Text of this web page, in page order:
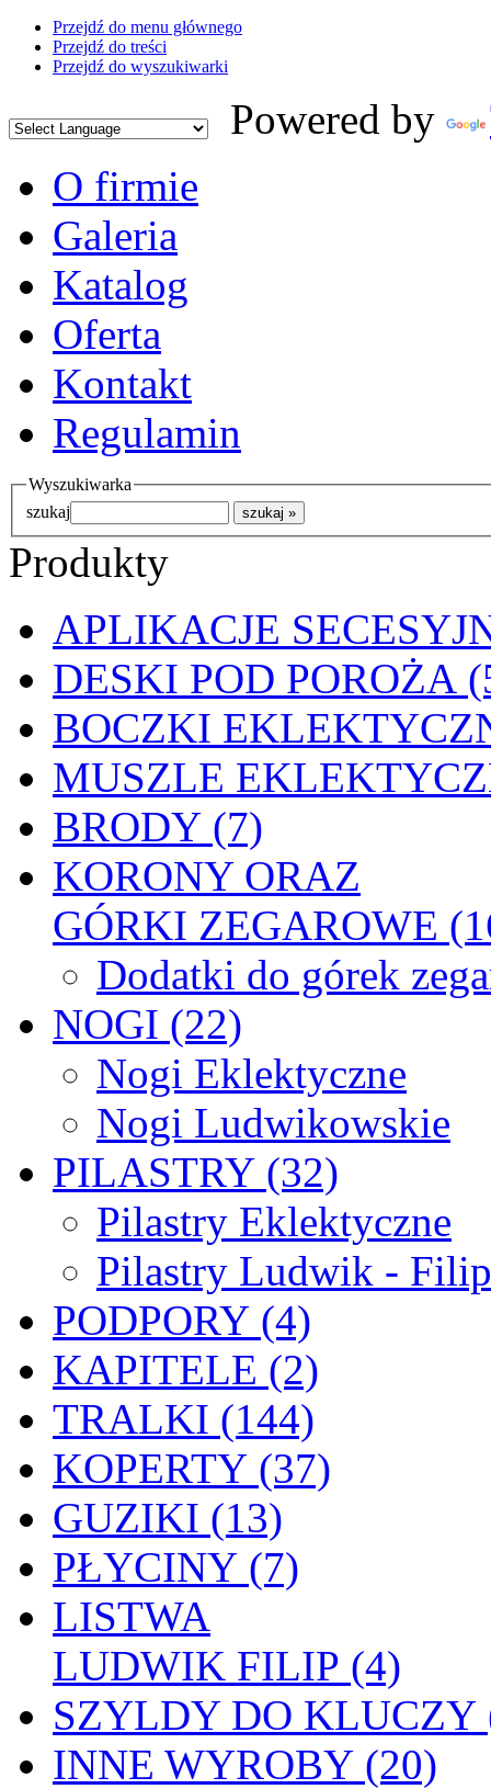
Przejdź do menu głównego
Przejdź do treści
Przejdź do wyszukiwarki
Powered by
O firmie
Galeria
Katalog
Oferta
Kontakt
Regulamin
Wyszukiwarka
szukaj
Produkty
APLIKACJE
DESKI POD POROŻA
BOCZKI
MUSZLE
BRODY (7)
KORONY ORAZ
GÓRKI ZEGAROWE
Dodatki do górek
NOGI (22)
Nogi Eklektyczne
Nogi Ludwikowskie
PILASTRY (32)
Pilastry Eklektyczne
Pilastry Ludwik - Filip
PODPORY (4)
KAPITELE (2)
TRALKI (144)
KOPERTY (37)
GUZIKI (13)
PŁYCINY (7)
LISTWA
LUDWIK FILIP (4)
SZYLDY DO KLUCZY
INNE WYROBY (20)